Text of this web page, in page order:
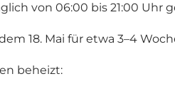
von 06:00 bis 21:00 Uhr
18. Mai für etwa 3–4
beheizt: